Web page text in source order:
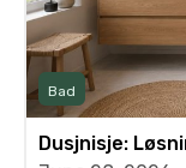
Bad
Dusjnisje: